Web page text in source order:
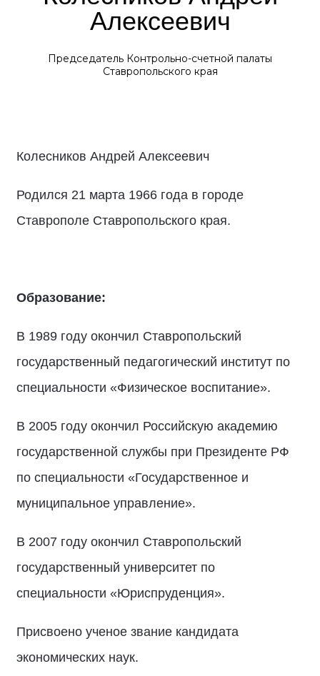
Алексеевич
Председатель Контрольно-счетной палаты
Ставропольского края
Колесников Андрей Алексеевич
Родился 21 марта 1966 года в городе
Ставрополе Ставропольского края.
Образование:
В 1989 году окончил Ставропольский
государственный педагогический институт по
специальности «Физическое воспитание».
В 2005 году окончил Российскую академию
государственной службы при Президенте РФ
по специальности «Государственное и
муниципальное управление».
В 2007 году окончил Ставропольский
государственный университет по
специальности «Юриспруденция».
Присвоено ученое звание кандидата
экономических наук.